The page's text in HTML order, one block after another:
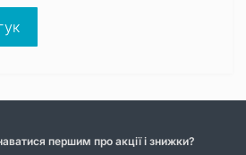
першим про акції і знижки?